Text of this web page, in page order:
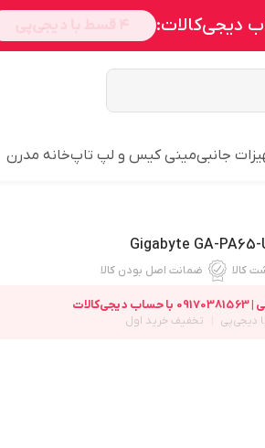
جانبیمینی کیس و لپ تاپخانه مدرن
ضمانت اصل بودن کالا